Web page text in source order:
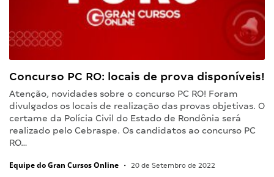
Concurso PC RO: locais de prova disponíveis!
Atenção, novidades sobre o concurso PC RO! Foram
divulgados os locais de realização das provas objetivas. O
certame da Polícia Civil do Estado de Rondônia será
realizado pelo Cebraspe. Os candidatos ao concurso PC
RO…
Equipe do Gran Cursos Online • 20 de Setembro de 2022